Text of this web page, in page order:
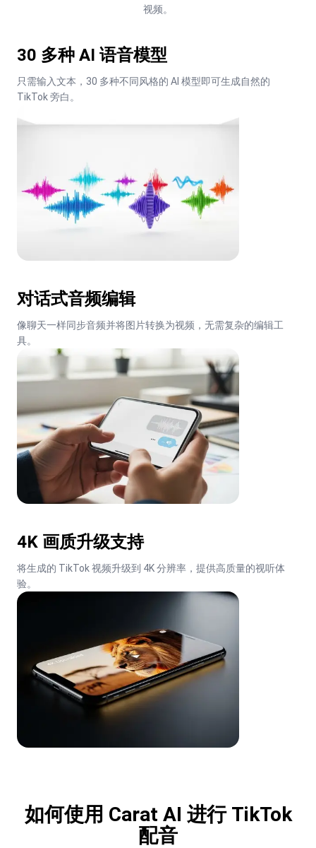
视频。
30 多种 AI 语音模型
只需输入文本，30 多种不同风格的 AI 模型即可生成自然的
TikTok 旁白。
对话式音频编辑
像聊天一样同步音频并将图片转换为视频，无需复杂的编辑工
具。
4K 画质升级支持
将生成的 TikTok 视频升级到 4K 分辨率，提供高质量的视听体
验。
如何使用 Carat AI 进行 TikTok
配音